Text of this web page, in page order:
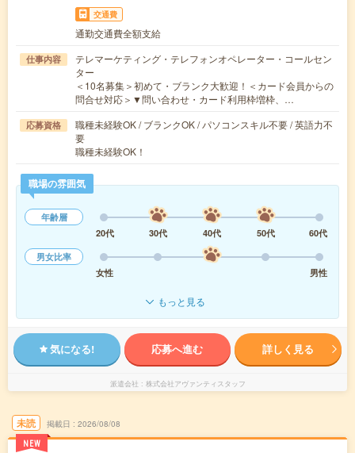
交通費
通勤交通費全額支給
仕事内容
テレマーケティング・テレフォンオペレーター・コールセン
ター
＜10名募集＞初めて・ブランク大歓迎！＜カード会員からの
問合せ対応＞▼問い合わせ・カード利用枠増枠、…
応募資格
職種未経験OK / ブランクOK / パソコンスキル不要 / 英語力不
要
職種未経験OK！
職場の雰囲気
年齢層
20代
30代 40代 50代
60代
男女比率
女性
男性
もっと見る
気になる! 応募へ進む 詳しく見る
派遣会社 株式会社アヴァンティスタッフ
未読
NEW
掲載日 2026/08/08